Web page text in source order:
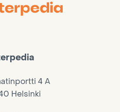
4 A
Helsinki